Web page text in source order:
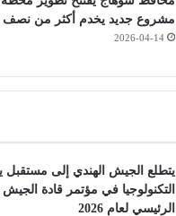
مشروع جديد يخدم أكثر من نصف
2026-04-14
يتطلع الجيش الهندي إلى مستقبل
التكنولوجيا في مؤتمر قادة
الرئيسي لعام 2026